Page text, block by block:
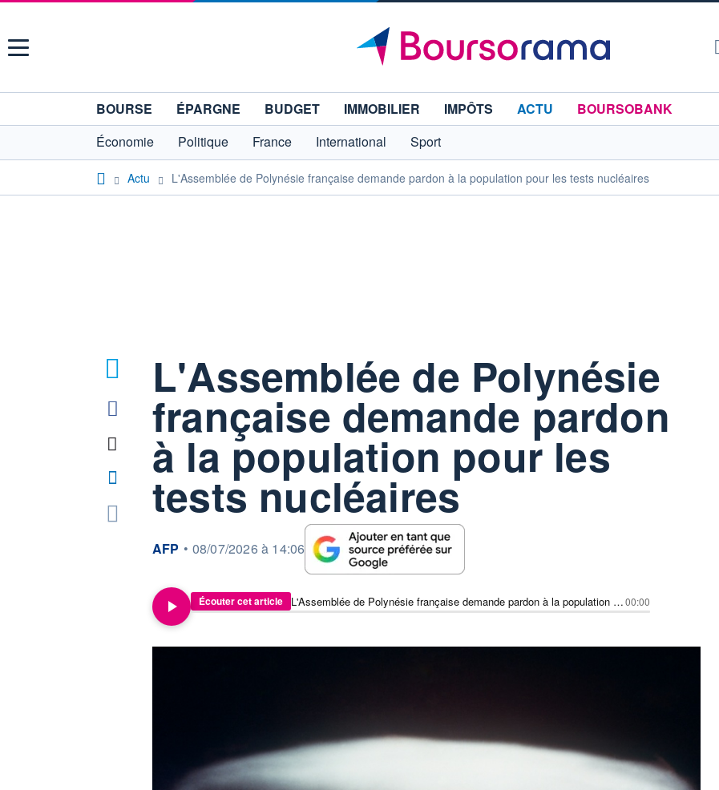
Menu
BOURSE ÉPARGNE BUDGET IMMOBILIER IMPÔTS ACTU
BOURSOBANK
Économie
Politique France International Sport
Actu L'Assemblée de Polynésie française demande pardon à la population pour les tests nucléaires
L'Assemblée de Polynésie
française demande pardon
à la population pour les
tests nucléaires
information fournie par
AFP • 08/07/2026 à 14:06
Écouter cet article L'Assemblée de Polynésie française demande pardon à la population pour les tests nucléaires00:00